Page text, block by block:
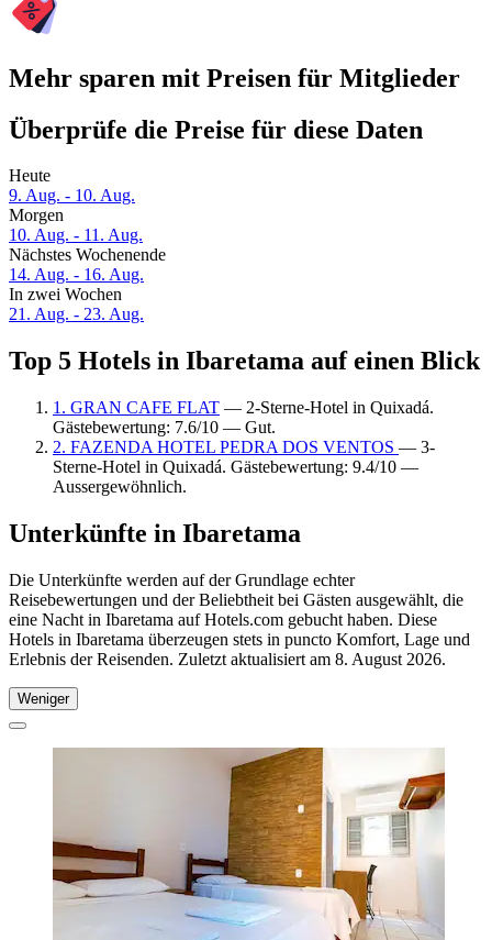
Mehr sparen mit Preisen für Mitglieder
Überprüfe die Preise für diese Daten
Heute
9. Aug. - 10. Aug.
Morgen
10. Aug. - 11. Aug.
Nächstes Wochenende
14. Aug. - 16. Aug.
In zwei Wochen
21. Aug. - 23. Aug.
Top 5 Hotels in Ibaretama auf einen Blick
1. GRAN CAFE FLAT — 2-Sterne-Hotel in Quixadá.
Gästebewertung: 7.6/10 — Gut.
2. FAZENDA HOTEL PEDRA DOS VENTOS — 3-
Sterne-Hotel in Quixadá. Gästebewertung: 9.4/10 —
Aussergewöhnlich.
Unterkünfte in Ibaretama
Die Unterkünfte werden auf der Grundlage echter
Reisebewertungen und der Beliebtheit bei Gästen ausgewählt, die
eine Nacht in Ibaretama auf Hotels.com gebucht haben. Diese
Hotels in Ibaretama überzeugen stets in puncto Komfort, Lage und
Erlebnis der Reisenden. Zuletzt aktualisiert am 8. August 2026.
Weniger